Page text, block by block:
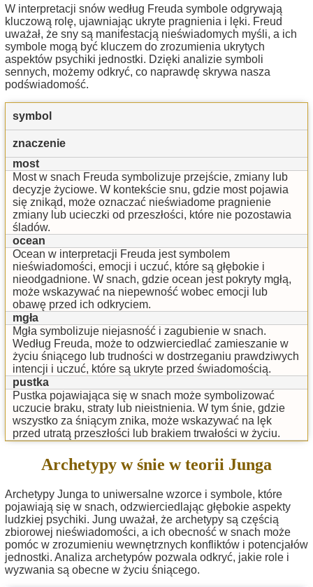
W interpretacji snów według Freuda symbole odgrywają
kluczową rolę, ujawniając ukryte pragnienia i lęki. Freud
uważał, że sny są manifestacją nieświadomych myśli, a ich
symbole mogą być kluczem do zrozumienia ukrytych
aspektów psychiki jednostki. Dzięki analizie symboli
sennych, możemy odkryć, co naprawdę skrywa nasza
podświadomość.
symbol
znaczenie
most
Most w snach Freuda symbolizuje przejście, zmiany lub
decyzje życiowe. W kontekście snu, gdzie most pojawia
się znikąd, może oznaczać nieświadome pragnienie
zmiany lub ucieczki od przeszłości, które nie pozostawia
śladów.
ocean
Ocean w interpretacji Freuda jest symbolem
nieświadomości, emocji i uczuć, które są głębokie i
nieodgadnione. W snach, gdzie ocean jest pokryty mgłą,
może wskazywać na niepewność wobec emocji lub
obawę przed ich odkryciem.
mgła
Mgła symbolizuje niejasność i zagubienie w snach.
Według Freuda, może to odzwierciedlać zamieszanie w
życiu śniącego lub trudności w dostrzeganiu prawdziwych
intencji i uczuć, które są ukryte przed świadomością.
pustka
Pustka pojawiająca się w snach może symbolizować
uczucie braku, straty lub nieistnienia. W tym śnie, gdzie
wszystko za śniącym znika, może wskazywać na lęk
przed utratą przeszłości lub brakiem trwałości w życiu.
Archetypy w śnie w teorii Junga
Archetypy Junga to uniwersalne wzorce i symbole, które
pojawiają się w snach, odzwierciedlając głębokie aspekty
ludzkiej psychiki. Jung uważał, że archetypy są częścią
zbiorowej nieświadomości, a ich obecność w snach może
pomóc w zrozumieniu wewnętrznych konfliktów i potencjałów
jednostki. Analiza archetypów pozwala odkryć, jakie role i
wyzwania są obecne w życiu śniącego.